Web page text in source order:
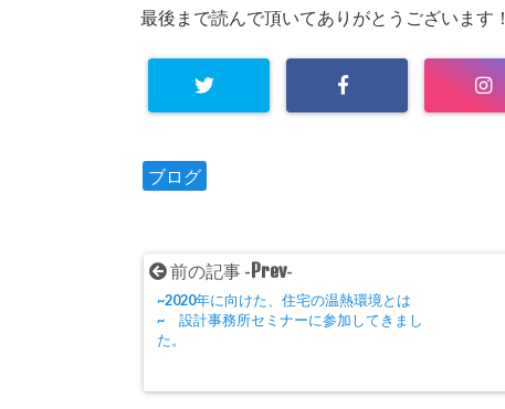
最後まで読んで頂いてありがとうございます！
ブログ
前の記事 - Prev-
~2020年に向けた、住宅の温熱環境とは
~ 設計事務所セミナーに参加してきまし
た。